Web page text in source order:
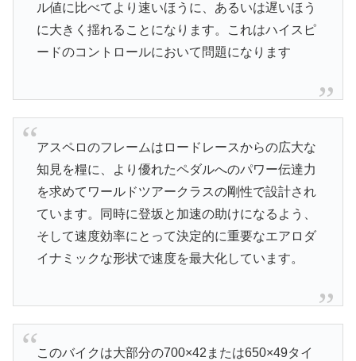
ル値に比べてより速いほうに、あるいは遅いほう
に大きく揺れることになります。これはハイスピ
ードのコントロールにおいて問題になります
アスペロのフレームはロードレースからの広大な
知見を糧に、より優れたペダルへのパワー伝達力
を求めてワールドツアークラスの剛性で設計され
ています。同時に登坂と加速の助けになるよう、
そして速度効率にとって決定的に重要なエアロダ
イナミックな形状で速度を最大化しています。
このバイクは大部分の700×42または650×49タイ